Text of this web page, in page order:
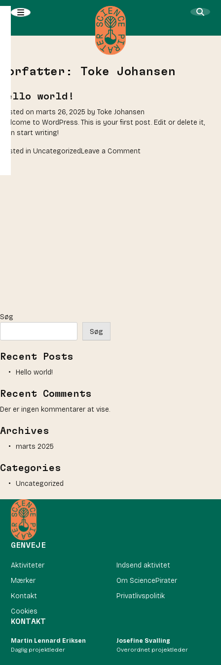
Skip
Forfatter: Toke Johansen
Hello world!
Posted on marts 26, 2025 by Toke Johansen
Welcome to WordPress. This is your first post. Edit or delete it,
then start writing!
Posted in UncategorizedLeave a Comment
Søg
Søg
Recent Posts
Hello world!
Recent Comments
Der er ingen kommentarer at vise.
Archives
marts 2025
Categories
Uncategorized
GENVEJE
Aktiviteter
Indsend aktivitet
Mærker
Om SciencePirater
Kontakt
Privatlivspolitik
Cookies
KONTAKT
Martin Lennard Eriksen
Daglig projektleder
Josefine Svalling
Overordnet projektleder